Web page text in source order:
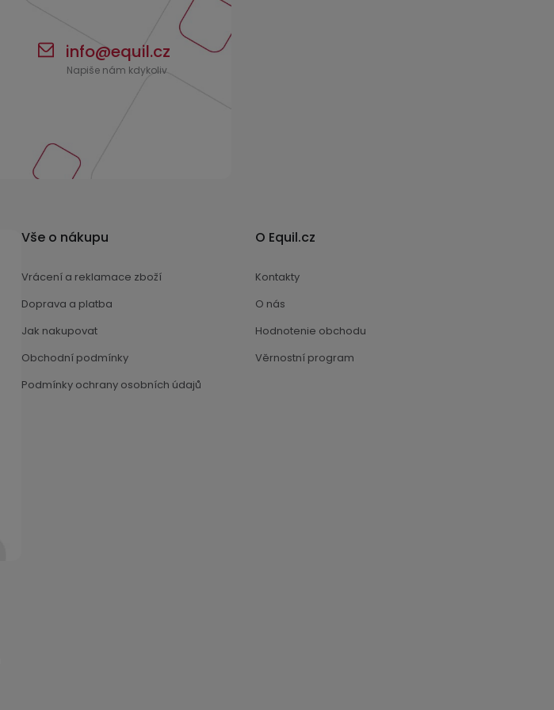
info@equil.cz
Vše o nákupu
Vrácení a reklamace zboží
Doprava a platba
Jak nakupovat
Obchodní podmínky
Podmínky ochrany osobních údajů
O Equil.cz
Kontakty
O nás
Hodnotenie obchodu
Věrnostní program